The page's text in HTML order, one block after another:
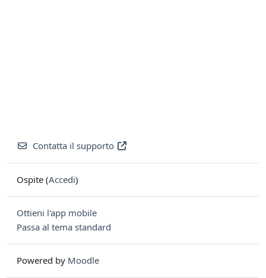
Contatta il supporto
Ospite (Accedi)
Ottieni l'app mobile
Passa al tema standard
Powered by Moodle